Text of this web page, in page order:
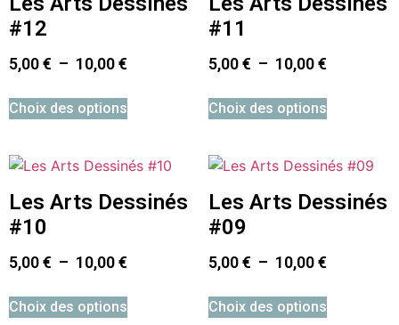
#12
5,00€ – 10,00€
Choix des options
#11
5,00€ – 10,00€
Choix des options
Les Arts Dessinés
#10
5,00€ – 10,00€
Choix des options
Les Arts Dessinés
#09
5,00€ – 10,00€
Choix des options